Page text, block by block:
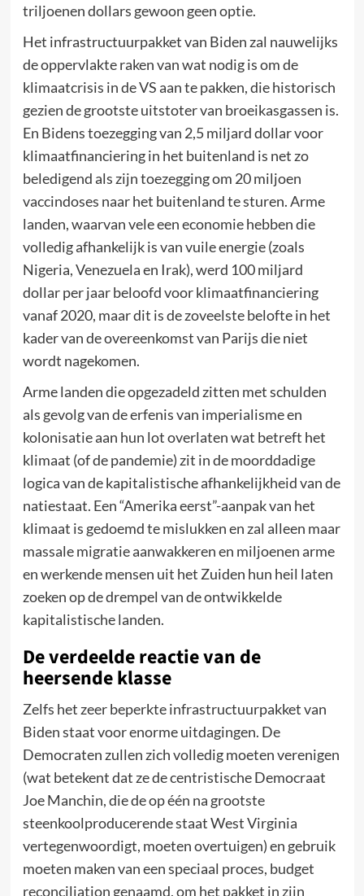
triljoenen dollars gewoon geen optie.
Het infrastructuurpakket van Biden zal nauwelijks
de oppervlakte raken van wat nodig is om de
klimaatcrisis in de VS aan te pakken, die historisch
gezien de grootste uitstoter van broeikasgassen is.
En Bidens toezegging van 2,5 miljard dollar voor
klimaatfinanciering in het buitenland is net zo
beledigend als zijn toezegging om 20 miljoen
vaccindoses naar het buitenland te sturen. Arme
landen, waarvan vele een economie hebben die
volledig afhankelijk is van vuile energie (zoals
Nigeria, Venezuela en Irak), werd 100 miljard
dollar per jaar beloofd voor klimaatfinanciering
vanaf 2020, maar dit is de zoveelste belofte in het
kader van de overeenkomst van Parijs die niet
wordt nagekomen.
Arme landen die opgezadeld zitten met schulden
als gevolg van de erfenis van imperialisme en
kolonisatie aan hun lot overlaten wat betreft het
klimaat (of de pandemie) zit in de moorddadige
logica van de kapitalistische afhankelijkheid van de
natiestaat. Een “Amerika eerst”-aanpak van het
klimaat is gedoemd te mislukken en zal alleen maar
massale migratie aanwakkeren en miljoenen arme
en werkende mensen uit het Zuiden hun heil laten
zoeken op de drempel van de ontwikkelde
kapitalistische landen.
De verdeelde reactie van de
heersende klasse
Zelfs het zeer beperkte infrastructuurpakket van
Biden staat voor enorme uitdagingen. De
Democraten zullen zich volledig moeten verenigen
(wat betekent dat ze de centristische Democraat
Joe Manchin, die de op één na grootste
steenkoolproducerende staat West Virginia
vertegenwoordigt, moeten overtuigen) en gebruik
moeten maken van een speciaal proces, budget
reconciliation genaamd, om het pakket in zijn